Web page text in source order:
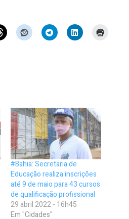
#Bahia: Secretaria de
Educação realiza inscrições
até 9 de maio para 43 cursos
de qualificação profissional
29 abril 2022 - 16h45
Em "Cidades"